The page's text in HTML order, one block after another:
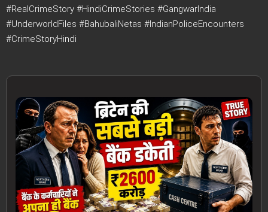
#RealCrimeStory #HindiCrimeStories #GangwarIndia
#UnderworldFiles #BahubaliNetas #IndianPoliceEncounters
#CrimeStoryHindi